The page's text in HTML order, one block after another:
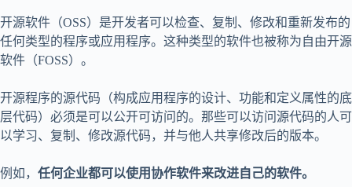
开源软件（OSS）是开发者可以检查、复制、修改和重新发布的
任何类型的程序或应用程序。这种类型的软件也被称为自由开源
软件（FOSS）。
开源程序的源代码（构成应用程序的设计、功能和定义属性的底
层代码）必须是可以公开可访问的。那些可以访问源代码的人可
以学习、复制、修改源代码，并与他人共享修改后的版本。
例如， 任何企业都可以使用协作软件来改进自己的软件。